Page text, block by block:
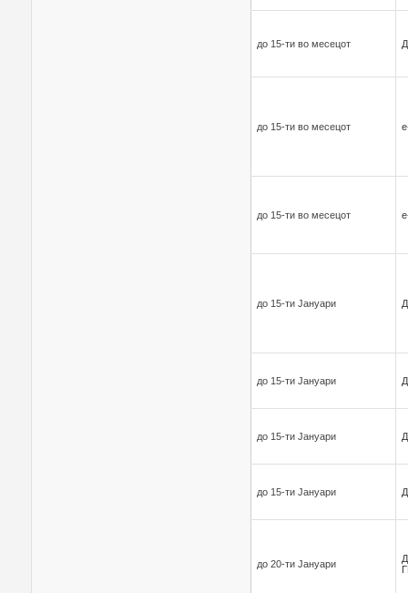
до 15-ти во месецот
до 15-ти во месецот
до 15-ти во месецот
до 15-ти Јануари
до 15-ти Јануари
до 15-ти Јануари
до 15-ти Јануари
до 20-ти Јануари